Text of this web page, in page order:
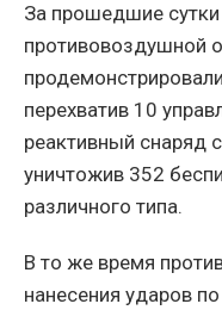
За прошедшие
противовоздушной
перехватив 10
реактивный снаряд
уничтожив 352
различного типа.
В то же время
нанесения ударов